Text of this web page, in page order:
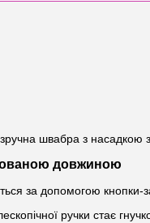
швабра з насадкою
довжиною
за допомогою кнопки-
ручки стає